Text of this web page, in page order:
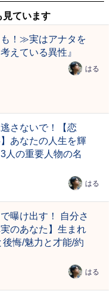
見ています
！≫実はアナタを
えている異性』
はる
さないで！【恋
あなたの人生を輝
人の重要人物の名
はる
曝け出す！ 自分さ
のあなた】生まれ
悔/魅力と才能/約
はる